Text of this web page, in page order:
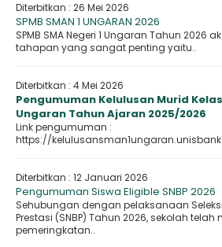
Diterbitkan : 26 Mei 2026
SPMB SMAN 1 UNGARAN 2026
SPMB SMA Negeri 1 Ungaran Tahun 2026
tahapan yang sangat penting yaitu..
Diterbitkan : 4 Mei 2026
Pengumuman Kelulusan Murid Kelas
Ungaran Tahun Ajaran 2025/2026
Link pengumuman :
https://
Diterbitkan : 12 Januari 2026
Pengumuman Siswa Eligible SNBP 2026
Sehubungan dengan pelaksanaan
Prestasi (SNBP) Tahun 2026, sekolah telah
pemeringkatan..